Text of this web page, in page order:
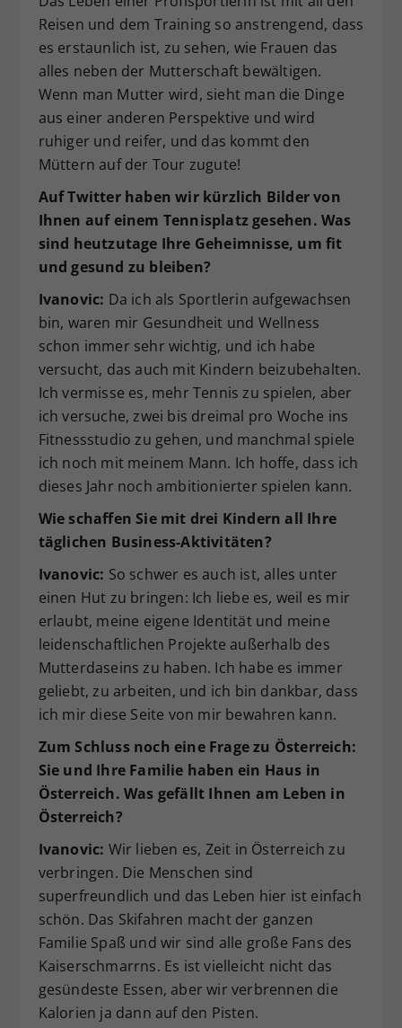
Reisen und dem Training so anstrengend, dass
es erstaunlich ist, zu sehen, wie Frauen das
alles neben der Mutterschaft bewältigen.
Wenn man Mutter wird, sieht man die Dinge
aus einer anderen Perspektive und wird
ruhiger und reifer, und das kommt den
Müttern auf der Tour zugute!
Auf Twitter haben wir kürzlich Bilder von
Ihnen auf einem Tennisplatz gesehen. Was
sind heutzutage Ihre Geheimnisse, um fit
und gesund zu bleiben?
Ivanovic: Da ich als Sportlerin aufgewachsen
bin, waren mir Gesundheit und Wellness
schon immer sehr wichtig, und ich habe
versucht, das auch mit Kindern beizubehalten.
Ich vermisse es, mehr Tennis zu spielen, aber
ich versuche, zwei bis dreimal pro Woche ins
Fitnessstudio zu gehen, und manchmal spiele
ich noch mit meinem Mann. Ich hoffe, dass ich
dieses Jahr noch ambitionierter spielen kann.
Wie schaffen Sie mit drei Kindern all Ihre
täglichen Business-Aktivitäten?
Ivanovic: So schwer es auch ist, alles unter
einen Hut zu bringen: Ich liebe es, weil es mir
erlaubt, meine eigene Identität und meine
leidenschaftlichen Projekte außerhalb des
Mutterdaseins zu haben. Ich habe es immer
geliebt, zu arbeiten, und ich bin dankbar, dass
ich mir diese Seite von mir bewahren kann.
Zum Schluss noch eine Frage zu Österreich:
Sie und Ihre Familie haben ein Haus in
Österreich. Was gefällt Ihnen am Leben in
Österreich?
Ivanovic: Wir lieben es, Zeit in Österreich zu
verbringen. Die Menschen sind
superfreundlich und das Leben hier ist einfach
schön. Das Skifahren macht der ganzen
Familie Spaß und wir sind alle große Fans des
Kaiserschmarrns. Es ist vielleicht nicht das
gesündeste Essen, aber wir verbrennen die
Kalorien ja dann auf den Pisten.